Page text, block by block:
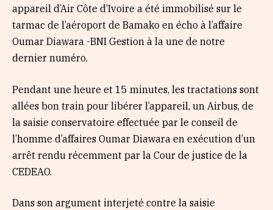
appareil d’Air Côte d’Ivoire a été immobilisé sur le
tarmac de l’aéroport de Bamako en écho à l’affaire
Oumar Diawara -BNI Gestion à la une de notre
dernier numéro.
Pendant une heure et 15 minutes, les tractations sont
allées bon train pour libérer l’appareil, un Airbus, de
la saisie conservatoire effectuée par le conseil de
l’homme d’affaires Oumar Diawara en exécution d’un
arrêt rendu récemment par la Cour de justice de la
CEDEAO.
Dans son argument interjeté contre la saisie